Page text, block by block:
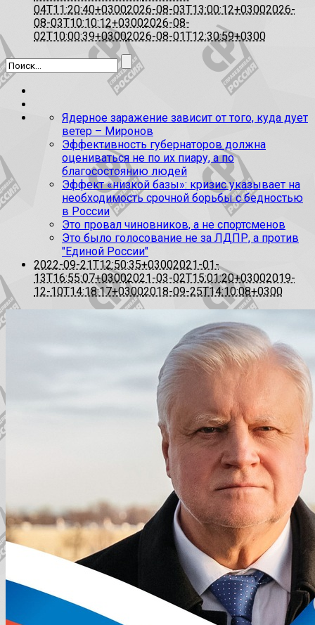
04T11:20:40+03002026-08-03T13:00:12+03002026-
08-03T10:10:12+03002026-08-
02T10:00:39+03002026-08-01T12:30:59+0300
Ядерное заражение зависит от того, куда дует
ветер – Миронов
Эффективность губернаторов должна
оцениваться не по их пиару, а по
благосостоянию людей
Эффект «низкой базы»: кризис указывает на
необходимость срочной борьбы с бедностью
в России
Это провал чиновников, а не спортсменов
Это было голосование не за ЛДПР, а против
"Единой России"
2022-09-21T12:50:35+03002021-01-
13T16:55:07+03002021-03-02T15:01:20+03002019-
12-10T14:18:17+03002018-09-25T14:10:08+0300